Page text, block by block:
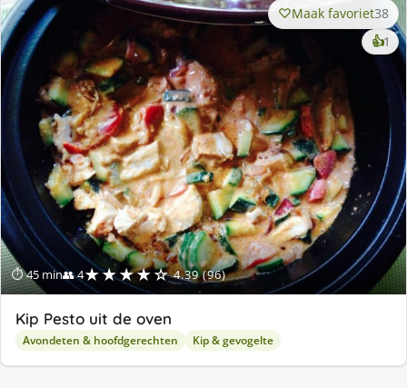
⏱ 45 min👥 4★★★★☆ 4.39 (96)
Maak favoriet38
👍1
Kip Pesto uit de oven
Avondeten & hoofdgerechten Kip & gevogelte